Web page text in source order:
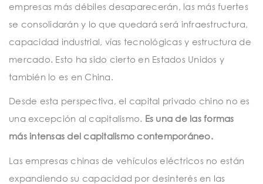
empresas más débiles desaparecerán, las más fuertes
se consolidarán y lo que quedará será infraestructura,
capacidad industrial, vías tecnológicas y estructura de
mercado. Esto ha sido cierto en Estados Unidos y
también lo es en China.
Desde esta perspectiva, el capital privado chino no es
una excepción al capitalismo. Es una de las formas
más intensas del capitalismo contemporáneo.
Las empresas chinas de vehículos eléctricos no están
expandiendo su capacidad por desinterés en las